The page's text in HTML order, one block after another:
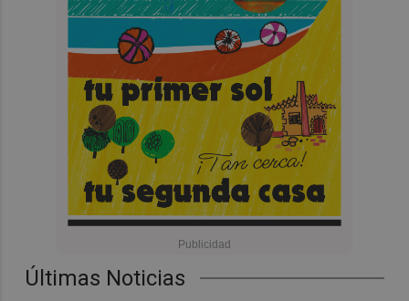
Últimas Noticias